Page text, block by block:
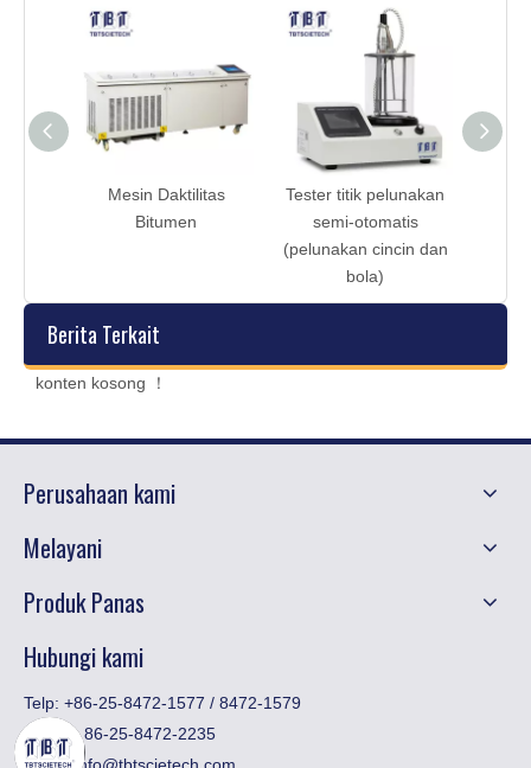
Mesin Daktilitas
Bitumen
Tester titik pelunakan
semi-otomatis
(pelunakan cincin dan
bola)
Berita Terkait
konten kosong ！
Perusahaan kami
Melayani
Produk Panas
Hubungi kami
Telp: +86-25-8472-1577 / 8472-1579
Faks: ​+ 86-25-8472-2235